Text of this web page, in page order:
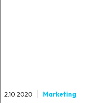
2.10.2020 Marketing